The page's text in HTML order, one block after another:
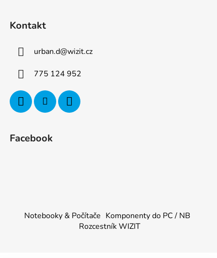
Kontakt
urban.d@wizit.cz
775 124 952
Facebook
Notebooky & Počítače Komponenty do PC / NB
Rozcestník WIZIT